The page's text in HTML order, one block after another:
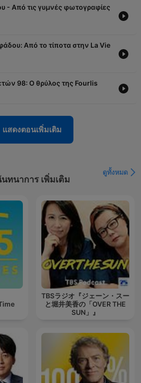
- Από τις γυμνές φωτογραφίες
Από το τίποτα στην La Vie
98: Ο θρύλος της Fourlis
แสดงตอนเพิ่มเติม
ทนาการ เพิ่มเติม
ดูทั้งหมด
TBSラジオ『ジェーン・スー
と堀井美香の「OVER THE
SUN」』